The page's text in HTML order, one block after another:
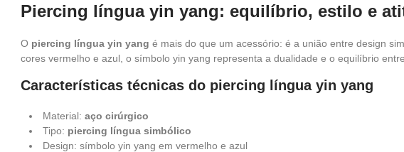
Piercing língua yin yang: equilíbrio, estilo e
O piercing língua yin yang é mais do que um acessório: é a união entre design
cores vermelho e azul, o símbolo yin yang representa a dualidade e o equilíbrio
Características técnicas do piercing língua yin yang
Material: aço cirúrgico
Tipo: piercing língua simbólico
Design: símbolo yin yang em vermelho e azul